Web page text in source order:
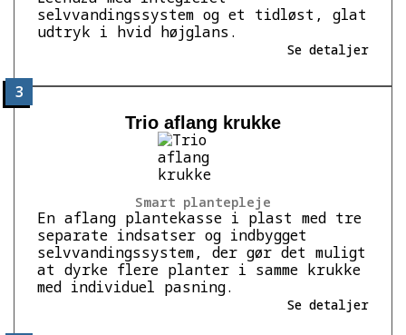
selvvandingssystem og et tidløst, glat
udtryk i hvid højglans.
Se detaljer
3
Smart plantepleje
Trio aflang krukke
En aflang plantekasse i plast med tre
separate indsatser og indbygget
selvvandingssystem, der gør det muligt
at dyrke flere planter i samme krukke
med individuel pasning.
Se detaljer